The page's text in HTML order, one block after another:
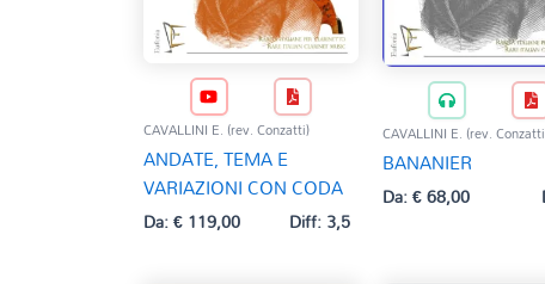
CAVALLINI E. (rev. Conzatti)
ANDATE, TEMA E
VARIAZIONI CON CODA
Da:€119,00 Diff: 3,5
CAVALLINI E. (rev.
BANANIER
Da:€68,00